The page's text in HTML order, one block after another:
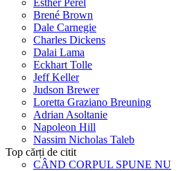
Esther Perel
Brené Brown
Dale Carnegie
Charles Dickens
Dalai Lama
Eckhart Tolle
Jeff Keller
Judson Brewer
Loretta Graziano Breuning
Adrian Asoltanie
Napoleon Hill
Nassim Nicholas Taleb
Top cărți de citit
CÂND CORPUL SPUNE NU